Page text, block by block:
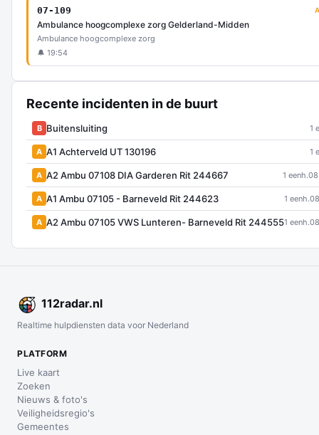
07-109
Ambulance hoogcomplexe zorg Gelderland-Midden
Ambulance hoogcomplexe zorg
🔔 19:54
Recente incidenten in de buurt
B Buitensluiting 1
A A1 Achterveld UT 130196 1
A A2 Ambu 07108 DIA Garderen Rit 244667 1 eenh.
A A1 Ambu 07105 - Barneveld Rit 244623 1 eenh.
A A2 Ambu 07105 VWS Lunteren- Barneveld Rit 2445551 eenh.
112radar.nl
Realtime hulpdiensten data voor Nederland
PLATFORM
Live kaart
Zoeken
Nieuws & foto's
Veiligheidsregio's
Gemeentes